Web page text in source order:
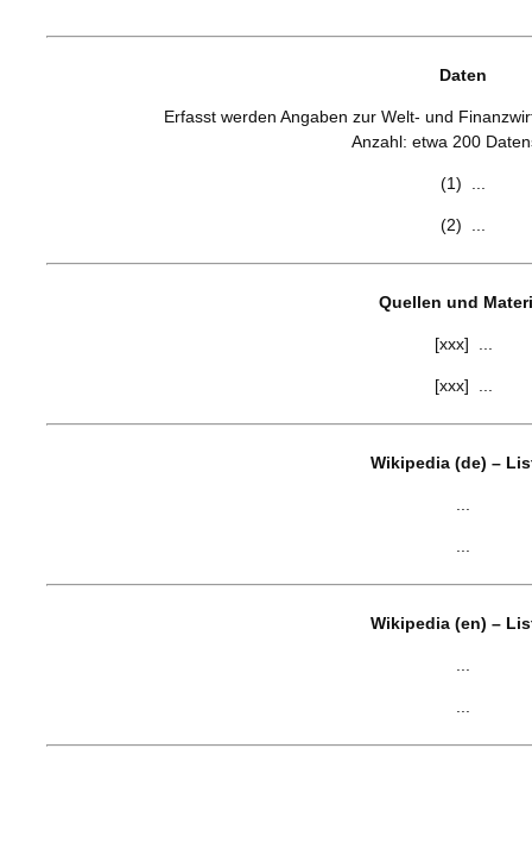
Daten
Erfasst werden Angaben zur Welt- und
Anzahl: etwa 200
(1) ...
(2) ...
Quellen und
[xxx] ...
[xxx] ...
Wikipedia (de) –
Wikipedia (en) –